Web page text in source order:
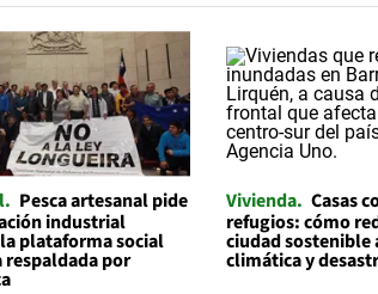
Pesca artesanal pide
industrial
plataforma social
respaldada por
Vivienda Casas
refugios: cómo
ciudad sostenible
climática y